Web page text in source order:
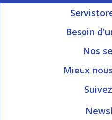
Mon
Besoin
Ouvert du
Nos
Blog
Plan
Index
Mieux
Qui
Engagé